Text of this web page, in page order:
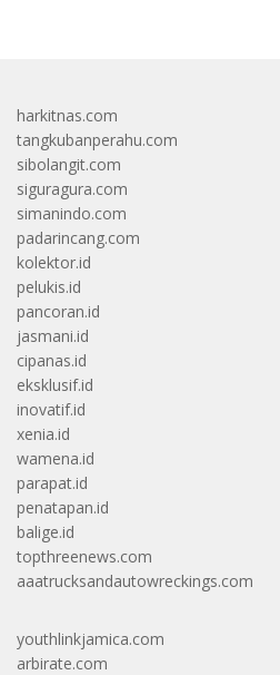
harkitnas.com
tangkubanperahu.com
sibolangit.com
siguragura.com
simanindo.com
padarincang.com
kolektor.id
pelukis.id
pancoran.id
jasmani.id
cipanas.id
eksklusif.id
inovatif.id
xenia.id
wamena.id
parapat.id
penatapan.id
balige.id
topthreenews.com
aaatrucksandautowreckings.com
youthlinkjamica.com
arbirate.com